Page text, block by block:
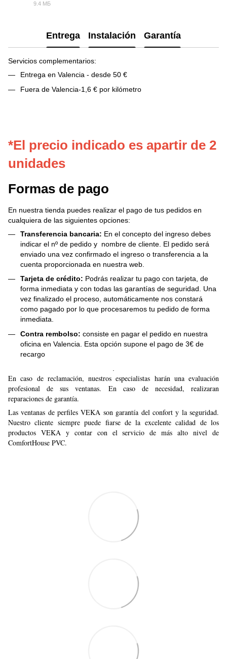
9.4 МБ
Entrega Instalación Garantía
Servicios complementarios:
Entrega en Valencia - desde 50 €
Fuera de Valencia-1,6 € por kilómetro
*El precio indicado es apartir de 2
unidades
Formas de pago
En nuestra tienda puedes realizar el pago de tus pedidos en
cualquiera de las siguientes opciones:
Transferencia bancaria: En el concepto del ingreso debes
indicar el nº de pedido y nombre de cliente. El pedido será
enviado una vez confirmado el ingreso o transferencia a la
cuenta proporcionada en nuestra web.
Tarjeta de crédito: Podrás realizar tu pago con tarjeta, de
forma inmediata y con todas las garantías de seguridad. Una
vez finalizado el proceso, automáticamente nos constará
como pagado por lo que procesaremos tu pedido de forma
inmediata.
Contra rembolso: consiste en pagar el pedido en nuestra
oficina en Valencia. Esta opción supone el pago de 3€ de
recargo
En caso de reclamación, nuestros especialistas harán una evaluación
profesional de sus ventanas. En caso de necesidad, realizaran
reparaciones de garantía.
Las ventanas de perfiles VEKA son garantía del confort y la seguridad.
Nuestro cliente siempre puede fiarse de la excelente calidad de los
productos VEKA y contar con el servicio de más alto nivel de
ComfortHouse PVC.